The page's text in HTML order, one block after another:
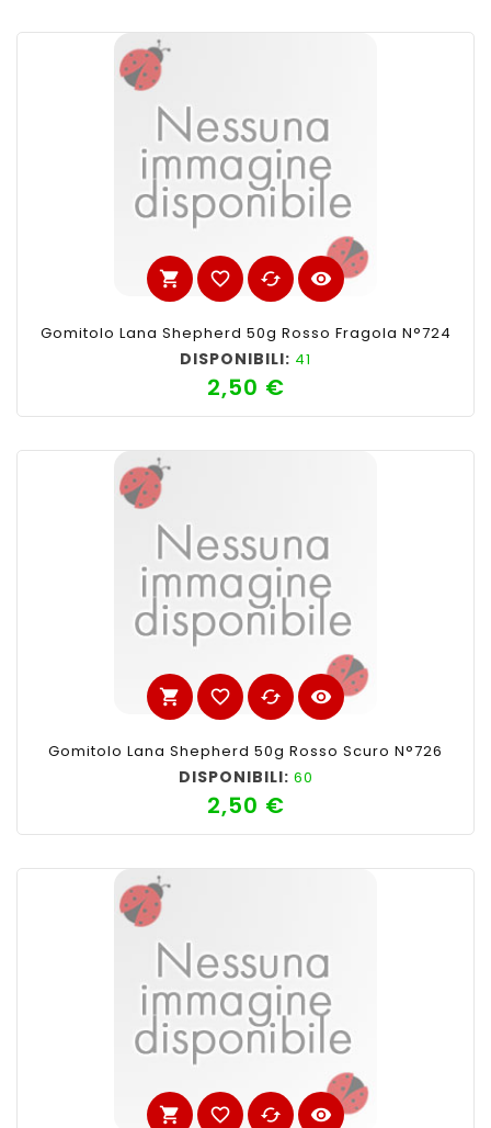
shopping_cart favorite_border cached visibility
Gomitolo Lana Shepherd 50g Rosso Fragola N°724
DISPONIBILI: 41
2,50 €Prezzo
shopping_cart favorite_border cached visibility
Gomitolo Lana Shepherd 50g Rosso Scuro N°726
DISPONIBILI: 60
2,50 €Prezzo
shopping_cart favorite_border cached visibility